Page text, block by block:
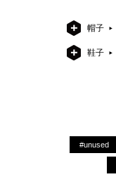
帽子
鞋子
#unused